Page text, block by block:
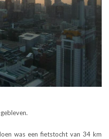
was een fietstocht van 34 km